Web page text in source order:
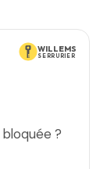
WILLEMS
SERRURIER
?